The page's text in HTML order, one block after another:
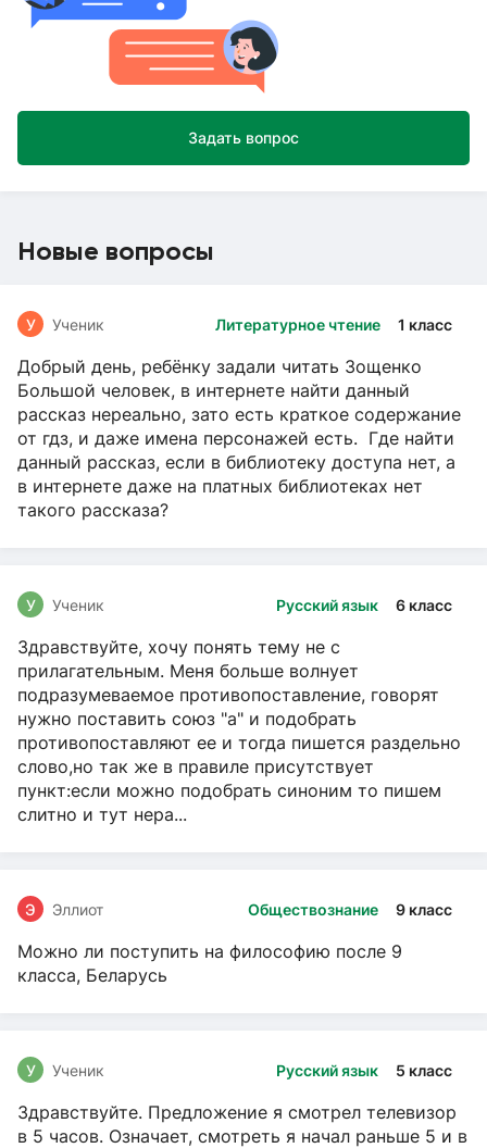
Задать вопрос
Новые вопросы
Литературное чтение 1 класс
У Ученик
Добрый день, ребёнку задали читать Зощенко
Большой человек, в интернете найти данный
рассказ нереально, зато есть краткое содержание
от гдз, и даже имена персонажей есть. Где найти
данный рассказ, если в библиотеку доступа нет, а
в интернете даже на платных библиотеках нет
такого рассказа?
Русский язык 6 класс
У Ученик
Здравствуйте, хочу понять тему не с
прилагательным. Меня больше волнует
подразумеваемое противопоставление, говорят
нужно поставить союз "а" и подобрать
противопоставляют ее и тогда пишется раздельно
слово,но так же в правиле присутствует
пункт:если можно подобрать синоним то пишем
слитно и тут нера...
Обществознание 9 класс
Э Эллиот
Можно ли поступить на философию после 9
класса, Беларусь
Русский язык 5 класс
У Ученик
Здравствуйте. Предложение я смотрел телевизор
в 5 часов. Означает, смотреть я начал раньше 5 и в